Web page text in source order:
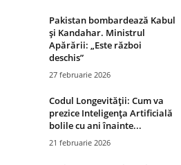
Pakistan bombardează Kabul
și Kandahar. Ministrul
Apărării: „Este război
deschis”
27 februarie 2026
Codul Longevității: Cum va
prezice Inteligența Artificială
bolile cu ani înainte...
21 februarie 2026